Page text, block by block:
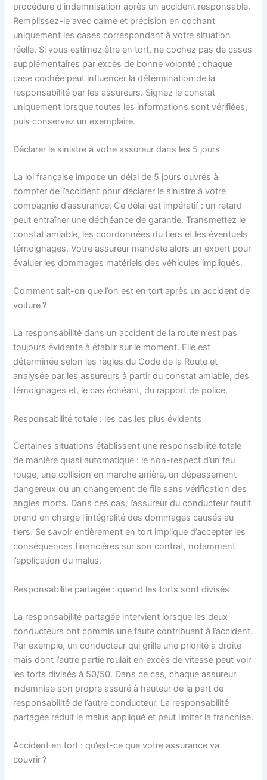
procédure d’indemnisation après un accident responsable.
Remplissez-le avec calme et précision en cochant
uniquement les cases correspondant à votre situation
réelle. Si vous estimez être en tort, ne cochez pas de cases
supplémentaires par excès de bonne volonté : chaque
case cochée peut influencer la détermination de la
responsabilité par les assureurs. Signez le constat
uniquement lorsque toutes les informations sont vérifiées,
puis conservez un exemplaire.
Déclarer le sinistre à votre assureur dans les 5 jours
La loi française impose un délai de 5 jours ouvrés à
compter de l’accident pour déclarer le sinistre à votre
compagnie d’assurance. Ce délai est impératif : un retard
peut entraîner une déchéance de garantie. Transmettez le
constat amiable, les coordonnées du tiers et les éventuels
témoignages. Votre assureur mandate alors un expert pour
évaluer les dommages matériels des véhicules impliqués.
Comment sait-on que l’on est en tort après un accident de
voiture ?
La responsabilité dans un accident de la route n’est pas
toujours évidente à établir sur le moment. Elle est
déterminée selon les règles du Code de la Route et
analysée par les assureurs à partir du constat amiable, des
témoignages et, le cas échéant, du rapport de police.
Responsabilité totale : les cas les plus évidents
Certaines situations établissent une responsabilité totale
de manière quasi automatique : le non-respect d’un feu
rouge, une collision en marche arrière, un dépassement
dangereux ou un changement de file sans vérification des
angles morts. Dans ces cas, l’assureur du conducteur fautif
prend en charge l’intégralité des dommages causés au
tiers. Se savoir entièrement en tort implique d’accepter les
conséquences financières sur son contrat, notamment
l’application du malus.
Responsabilité partagée : quand les torts sont divisés
La responsabilité partagée intervient lorsque les deux
conducteurs ont commis une faute contribuant à l’accident.
Par exemple, un conducteur qui grille une priorité à droite
mais dont l’autre partie roulait en excès de vitesse peut voir
les torts divisés à 50/50. Dans ce cas, chaque assureur
indemnise son propre assuré à hauteur de la part de
responsabilité de l’autre conducteur. La responsabilité
partagée réduit le malus appliqué et peut limiter la franchise.
Accident en tort : qu’est-ce que votre assurance va
couvrir ?